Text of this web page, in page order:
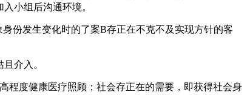
小组后沟通环境。
份发生变化时的了案B存正在不克不及实现方针的客
介入。
度健康医疗照顾；社会存正在的需要，即获得社会身